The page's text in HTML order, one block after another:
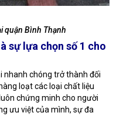
quận Bình Thạnh
sự lựa chọn số 1 cho
nhanh chóng trở thành đối
loạt các loại chất liệu
chứng minh cho người
ưu việt của mình, sự đa